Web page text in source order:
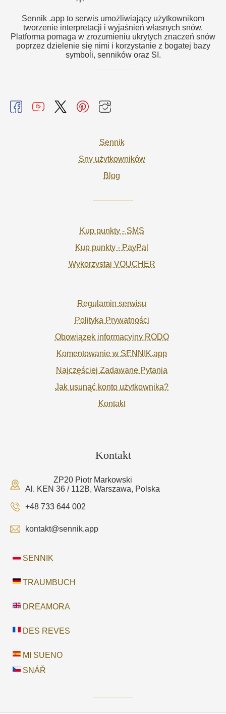
Sennik .app to serwis umożliwiający użytkownikom
tworzenie interpretacji i wyjaśnień własnych snów.
Platforma pomaga w zrozumieniu ukrytych znaczeń snów
poprzez dzielenie się nimi i korzystanie z bogatej bazy
symboli, senników oraz SI.
Sennik
Sny użytkowników
Blog
Kup punkty - SMS
Kup punkty - PayPal
Wykorzystaj VOUCHER
Regulamin serwisu
Polityka Prywatności
Obowiązek informacyjny RODO
Komentowanie w SENNIK.app
Najczęściej Zadawane Pytania
Jak usunąć konto użytkownika?
Kontakt
Kontakt
ZP20 Piotr Markowski
Al. KEN 36 / 112B, Warszawa, Polska
+48 733 644 002
kontakt@sennik.app
SENNIK
TRAUMBUCH
DREAMORA
DES REVES
MI SUENO
SNÁŘ